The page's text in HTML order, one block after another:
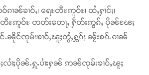
ၢၼ်ၶၢဝ်ႇ၊ ရေႊတီႊဢူဝ်ႊ၊ ထႆႇႁၢင်ႈ၊
ႊတီႊဢူဝ်ႊ တတ်းတေႃႇ ႁဵတ်းဢွၵ်ႇ ပိုၼ်ၽႄႈ
ႉၼိုင်ၸုမ်းၶၢဝ်ႇၽူႈတွႆႇႁွၵ်ႈ ၼႂ်းၶၵ်ႉၵၢၼ်
ႈလၢႆႈပိုၼ်ႉႁူႉပၢႆးႁၼ် ဢၼ်ၸုမ်းၶၢဝ်ႇၽူႈ